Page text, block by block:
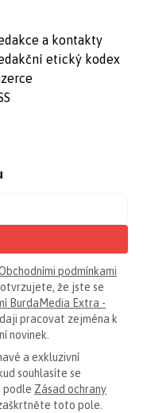
a kontakty
etický kodex
podmínkami
že jste se
BurdaMedia Extra -
pracovat zejména k
novinek.
a exkluzivní
souhlasíte se
podle Zásad ochrany
toto pole.